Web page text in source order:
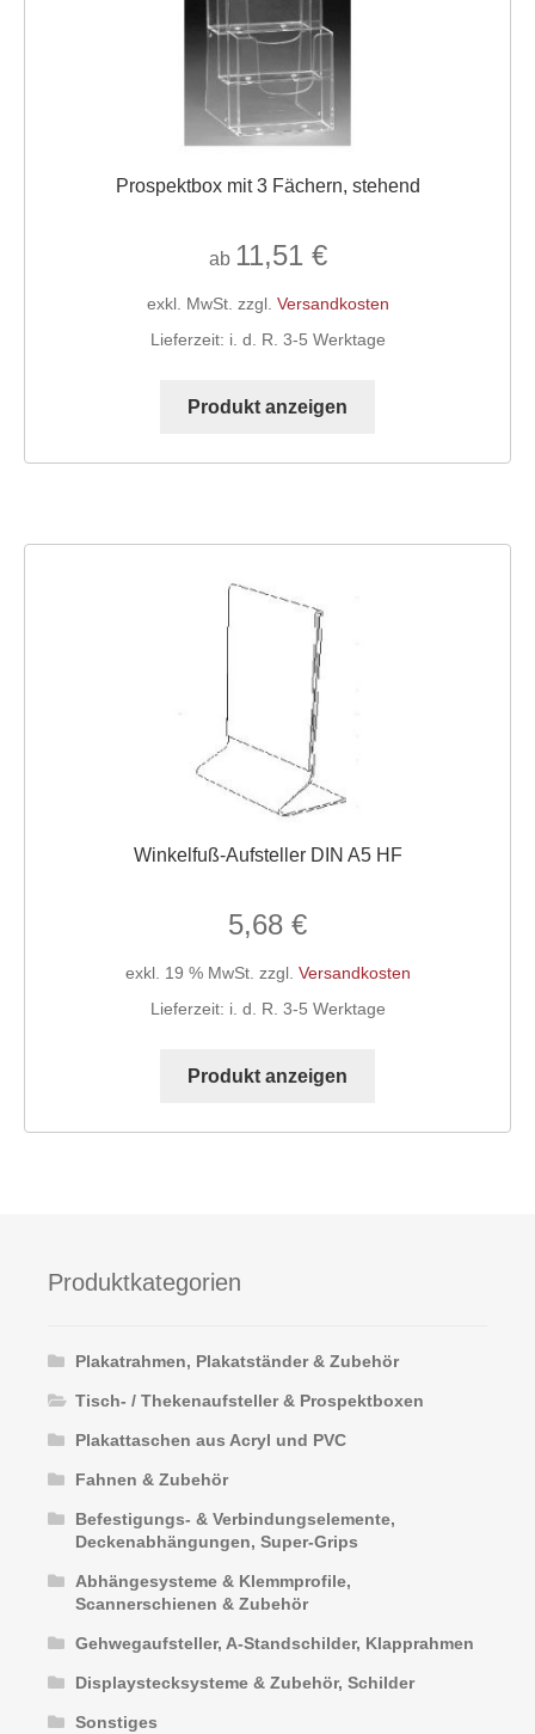
Prospektbox mit 3 Fächern, stehend
ab 11,51 €
exkl. MwSt. zzgl. Versandkosten
Lieferzeit: i. d. R. 3-5 Werktage
Produkt anzeigen
mehrere
Winkelfuß-Aufsteller DIN A5 HF
5,68 €
exkl. 19 % MwSt. zzgl. Versandkosten
Lieferzeit: i. d. R. 3-5 Werktage
Produkt anzeigen
Produktkategorien
Plakatrahmen, Plakatständer & Zubehör
Tisch- / Thekenaufsteller & Prospektboxen
Plakattaschen aus Acryl und PVC
Fahnen & Zubehör
Befestigungs- & Verbindungselemente,
Deckenabhängungen, Super-Grips
Abhängesysteme & Klemmprofile,
Scannerschienen & Zubehör
Gehwegaufsteller, A-Standschilder, Klapprahmen
Displaystecksysteme & Zubehör, Schilder
Sonstiges